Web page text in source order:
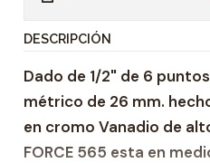
i
d
a
d
DESCRIPCIÓN
Dado de 1/2" de 6
métrico de 26 mm.
en cromo Vanadio de
FORCE 565 esta en